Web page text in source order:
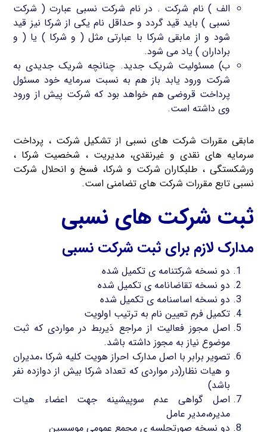
الف ) نام شرکت . در نام شرکت نسبی عبارت ( شرکت
نسبی ) باید قید گردد و حداقل نام یکی از شرکا نیز قید
شود و از مابقی شرکا با عبارتی مثل ( و شرکا ) یا ( و
براداران ) یاد می شود.
ب) مسئولیت شریک جدید. چنانچه شریک جدیدی به
شرکت ورود یابد باز هم به نسبت سرمایه خود مسئول
پرداخت قروضی هم خواهد بود که شرکت پیش از ورود
وی داشته است.
مابقی مقررات شرکت های نسبی از تشکیل شرکت ، پرداخت
سرمایه های نقدی و غیرنقدی، مدیریت ، شخصیت شرکا ،
ورشکستگی ، طلبکاران شرکت و شرکا، فسخ و انحلال شرکت
نسبی تابع مقررات شرکت های تضامنی است.
ثبت شرکت های نسبی
مدارک لازم برای ثبت شرکت نسبی
دو نسخه شرکتنامه ی تکمیل شده
دو نسخه تقاضانامه ی تکمیل شده
دو نسخه اساسنامه ی تکمیل شده
تکمیل فرم تعیین نام به ترتیب اولویت
اصل مجوز فعالیت از مراجع ذیربط در مواردی که ثبت
موضوع نیاز به مجوز داشته باشد.
تصویر برابر با اصل مدارک احراز هویت کلیه شرکا ،مدیران
و هیات نظار(در مواردی که تعداد شرکا بیش از دوازده نفر
باشد)
اصل گواهی عدم سوپیشینه جهت اعضاء هیات
مدیره،مدیر عامل
دو نسخه صورتجلسه ی مجمع عمومی موسسین